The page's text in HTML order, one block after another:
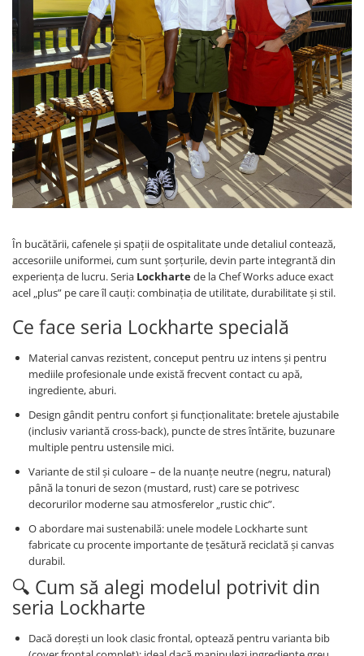
În bucătării, cafenele şi spaţii de ospitalitate unde detaliul contează,
accesoriile uniformei, cum sunt şorţurile, devin parte integrantă din
experienţa de lucru. Seria Lockhartede la Chef Works aduce exact
acel „plus” pe care îl cauţi: combinaţia de utilitate, durabilitate şi stil.
Ce face seria Lockharte specială
Material canvas rezistent, conceput pentru uz intens şi pentru
mediile profesionale unde există frecvent contact cu apă,
ingrediente, aburi.
Design gândit pentru confort şi funcţionalitate: bretele ajustabile
(inclusiv variantă cross-back), puncte de stres întărite, buzunare
multiple pentru ustensile mici.
Variante de stil şi culoare – de la nuanţe neutre (negru, natural)
până la tonuri de sezon (mustard, rust) care se potrivesc
decorurilor moderne sau atmosferelor „rustic chic”.
O abordare mai sustenabilă: unele modele Lockharte sunt
fabricate cu procente importante de ţesătură reciclată şi canvas
durabil.
🔍 Cum să alegi modelul potrivit din
seria Lockharte
Dacă doreşti un look clasic frontal, optează pentru varianta bib